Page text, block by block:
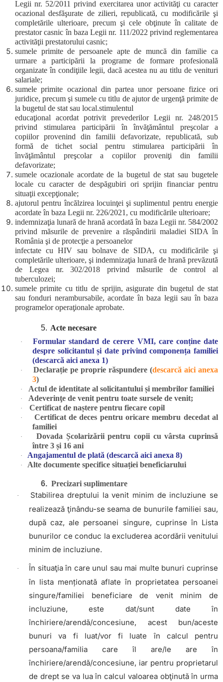
Legii nr. 52/2011 privind exercitarea unor activităţi cu caracter
ocazional desfăşurate de zilieri, republicată, cu modificările şi
completările ulterioare, precum şi cele obţinute în calitate de
prestator casnic în baza Legii nr. 111/2022 privind reglementarea
activităţii prestatorului casnic;
sumele primite de persoanele apte de muncă din familie ca
urmare a participării la programe de formare profesională
organizate în condiţiile legii, dacă acestea nu au titlu de venituri
salariale;
sumele primite ocazional din partea unor persoane fizice ori
juridice, precum şi sumele cu titlu de ajutor de urgenţă primite de
la bugetul de stat sau local.stimulentul
educaţional acordat potrivit prevederilor Legii nr. 248/2015
privind stimularea participării în învăţământul preşcolar a
copiilor provenind din familii defavorizate, republicată, sub
formă de tichet social pentru stimularea participării în
învăţământul preşcolar a copiilor proveniţi din familii
defavorizate;
sumele ocazionale acordate de la bugetul de stat sau bugetele
locale cu caracter de despăgubiri ori sprijin financiar pentru
situaţii excepţionale;
ajutorul pentru încălzirea locuinţei şi suplimentul pentru energie
acordate în baza Legii nr. 226/2021, cu modificările ulterioare;
indemnizaţia lunară de hrană acordată în baza Legii nr. 584/2002
privind măsurile de prevenire a răspândirii maladiei SIDA în
România şi de protecţie a persoanelor
infectate cu HIV sau bolnave de SIDA, cu modificările şi
completările ulterioare, şi indemnizaţia lunară de hrană prevăzută
de Legea nr. 302/2018 privind măsurile de control al
tuberculozei;
sumele primite cu titlu de sprijin, asigurate din bugetul de stat
sau fonduri nerambursabile, acordate în baza legii sau în baza
programelor operaţionale aprobate.
5. Acte necesare
·
Formular standard de cerere VMI, care conține date
despre solicitantul și date privind componența familiei
(descarcă aici anexa 1)
· Declarație pe proprie răspundere (descarcă aici anexa
3)
· Actul de identitate al solicitantului și membrilor familiei
· Adeverinţe de venit pentru toate sursele de venit;
· Certificat de naștere pentru fiecare copil
·
Certificat de deces pentru oricare membru decedat al
familiei
·
Dovada Școlarizării pentru copii cu vârsta cuprinsă
între 3 și 16 ani
· Angajamentul de plată (descarcă aici anexa 8)
· Alte documente specifice situației beneficiarului
6. Precizari suplimentare
·
Stabilirea dreptului la venit minim de incluziune se
realizează ţinându-se seama de bunurile familiei sau,
după caz, ale persoanei singure, cuprinse în Lista
bunurilor ce conduc la excluderea acordării venitului
minim de incluziune.
·
În situaţia în care unul sau mai multe bunuri cuprinse
în lista menționată aflate în proprietatea persoanei
singure/familiei beneficiare de venit minim de
incluziune, este dat/sunt date în
închiriere/arendă/concesiune, acest bun/aceste
bunuri va fi luat/vor fi luate în calcul pentru
persoana/familia care îl are/le are în
închiriere/arendă/concesiune, iar pentru proprietarul
de drept se va lua în calcul valoarea obţinută în urma